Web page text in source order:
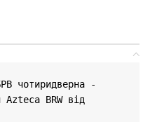
чотиридверна -
Azteca BRW від